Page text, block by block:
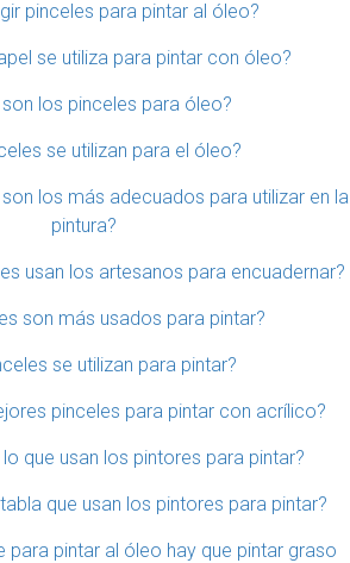
pinceles para pintar al óleo?
se utiliza para pintar con óleo?
los pinceles para óleo?
se utilizan para el óleo?
los más adecuados para utilizar en la
pintura?
usan los artesanos para encuadernar?
son más usados para pintar?
se utilizan para pintar?
pinceles para pintar con acrílico?
que usan los pintores para pintar?
que usan los pintores para pintar?
para pintar al óleo hay que pintar graso